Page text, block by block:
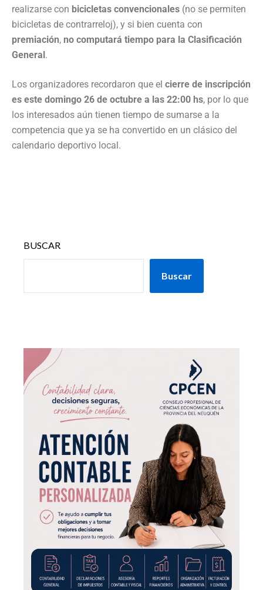
realizarse con bicicletas convencionales (no se permiten
bicicletas de contrarreloj), y si bien cuenta con
premiación, no computará tiempo para la Clasificación
General.
Los organizadores recordaron que el cierre de inscripción
es este domingo 26 de octubre a las 22:00 hs, por lo que
los interesados aún tienen tiempo de sumarse a la
competencia que ya se ha convertido en un clásico del
calendario deportivo local.
BUSCAR
Buscar